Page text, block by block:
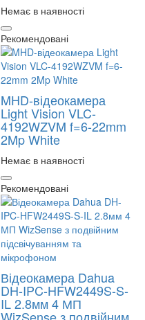
Немає в наявності
Рекомендовані
MHD-відеокамера
Light Vision VLC-
4192WZVM f=6-22mm
2Mp White
Немає в наявності
Рекомендовані
Відеокамера Dahua
DH-IPC-HFW2449S-S-
IL 2.8мм 4 МП